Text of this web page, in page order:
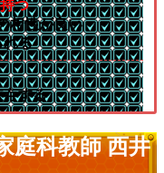
つ
相性が良い
れる
存する
庭科教師 西井